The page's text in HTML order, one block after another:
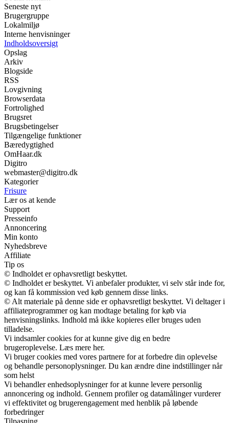
Seneste nyt
Brugergruppe
Lokalmiljø
Interne henvisninger
Indholdsoversigt
Opslag
Arkiv
Blogside
RSS
Lovgivning
Browserdata
Fortrolighed
Brugsret
Brugsbetingelser
Tilgængelige funktioner
Bæredygtighed
OmHaar.dk
Digitro
webmaster@digitro.dk
Kategorier
Frisure
Lær os at kende
Support
Presseinfo
Annoncering
Min konto
Nyhedsbreve
Affiliate
Tip os
© Indholdet er ophavsretligt beskyttet.
© Indholdet er beskyttet. Vi anbefaler produkter, vi selv står inde for,
og kan få kommission ved køb gennem disse links.
© Alt materiale på denne side er ophavsretligt beskyttet. Vi deltager i
affiliateprogrammer og kan modtage betaling for køb via
henvisningslinks. Indhold må ikke kopieres eller bruges uden
tilladelse.
Vi indsamler cookies for at kunne give dig en bedre
brugeroplevelse. Læs mere her.
Vi bruger cookies med vores partnere for at forbedre din oplevelse
og behandle personoplysninger. Du kan ændre dine indstillinger når
som helst
Vi behandler enhedsoplysninger for at kunne levere personlig
annoncering og indhold. Gennem profiler og datamålinger vurderer
vi effektivitet og brugerengagement med henblik på løbende
forbedringer
Tilpasning